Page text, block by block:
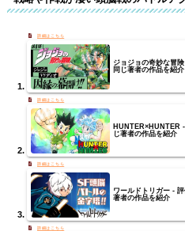
ジョジョの奇妙な冒
同じ著者の作品を紹介
HUNTER×HUNTER
じ著者の作品を紹介
ワールドトリガー -
著者の作品を紹介